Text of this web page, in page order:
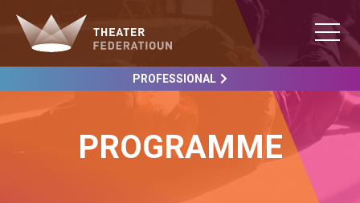
PROFESSIONAL
PROGRAMME